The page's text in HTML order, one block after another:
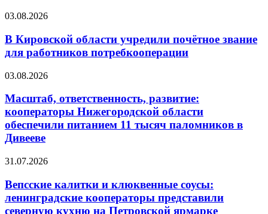
03.08.2026
В Кировской области учредили почётное звание
для работников потребкооперации
03.08.2026
Масштаб, ответственность, развитие:
кооператоры Нижегородской области
обеспечили питанием 11 тысяч паломников в
Дивееве
31.07.2026
Вепсские калитки и клюквенные соусы:
ленинградские кооператоры представили
северную кухню на Петровской ярмарке